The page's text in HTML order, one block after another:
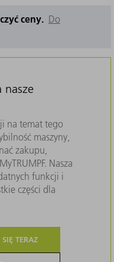
ceny. Do
nasze
na temat tego
maszyny,
zakupu,
Nasza
funkcji i
części dla
TERAZ